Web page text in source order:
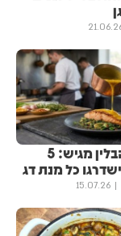
שף יוסי הבלין מגיש: 5
כל מנת דג
15.07.26